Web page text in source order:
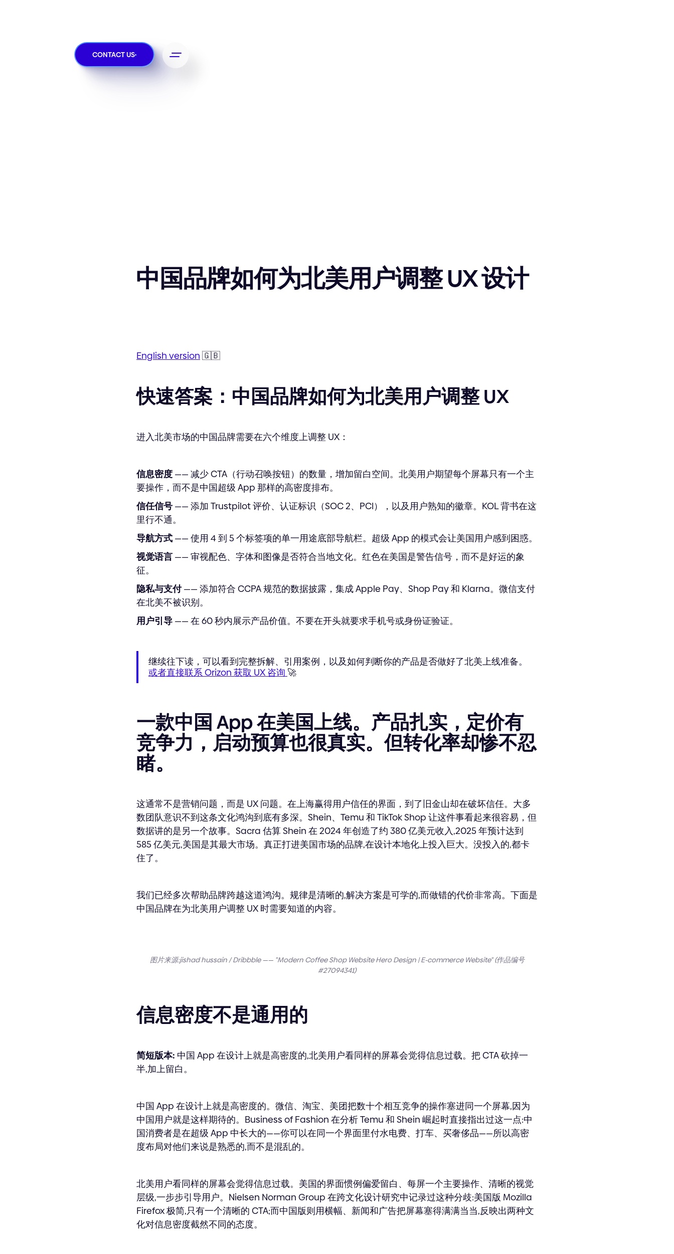
CONTACT US
中国品牌如何为北美用户调整 UX 设计
English version 🇬🇧
快速答案：中国品牌如何为北美用户调整 UX
进入北美市场的中国品牌需要在六个维度上调整 UX：
信息密度 —— 减少 CTA（行动召唤按钮）的数量，增加留白空间。北美用户期望每个屏幕只有一个主
要操作，而不是中国超级 App 那样的高密度排布。
信任信号 —— 添加 Trustpilot 评价、认证标识（SOC 2、PCI），以及用户熟知的徽章。KOL 背书在这
里行不通。
导航方式 —— 使用 4 到 5 个标签项的单一用途底部导航栏。超级 App 的模式会让美国用户感到困惑。
视觉语言 —— 审视配色、字体和图像是否符合当地文化。红色在美国是警告信号，而不是好运的象
征。
隐私与支付—— 添加符合 CCPA 规范的数据披露，集成 Apple Pay、Shop Pay 和 Klarna。微信支付
在北美不被识别。
用户引导 —— 在 60 秒内展示产品价值。不要在开头就要求手机号或身份证验证。
继续往下读，可以看到完整拆解、引用案例，以及如何判断你的产品是否做好了北美上线准备。
或者直接联系 Orizon 获取 UX 咨询 🚀
一款中国 App 在美国上线。产品扎实，定价有
竞争力，启动预算也很真实。但转化率却惨不忍
睹。
这通常不是营销问题，而是 UX 问题。在上海赢得用户信任的界面，到了旧金山却在破坏信任。大多
数团队意识不到这条文化鸿沟到底有多深。Shein、Temu 和 TikTok Shop 让这件事看起来很容易，但
数据讲的是另一个故事。Sacra 估算 Shein 在 2024 年创造了约 380 亿美元收入,2025 年预计达到
585 亿美元,美国是其最大市场。真正打进美国市场的品牌,在设计本地化上投入巨大。没投入的,都卡
住了。
我们已经多次帮助品牌跨越这道鸿沟。规律是清晰的,解决方案是可学的,而做错的代价非常高。下面是
中国品牌在为北美用户调整 UX 时需要知道的内容。
图片来源:jishad hussain / Dribbble —— "Modern Coffee Shop Website Hero Design | E-commerce Website" (作品编号
#27094341)
信息密度不是通用的
简短版本: 中国 App 在设计上就是高密度的,北美用户看同样的屏幕会觉得信息过载。把 CTA 砍掉一
半,加上留白。
中国 App 在设计上就是高密度的。微信、淘宝、美团把数十个相互竞争的操作塞进同一个屏幕,因为
中国用户就是这样期待的。Business of Fashion 在分析 Temu 和 Shein 崛起时直接指出过这一点:中
国消费者是在超级 App 中长大的——你可以在同一个界面里付水电费、打车、买奢侈品——所以高密
度布局对他们来说是熟悉的,而不是混乱的。
北美用户看同样的屏幕会觉得信息过载。美国的界面惯例偏爱留白、每屏一个主要操作、清晰的视觉
层级,一步步引导用户。Nielsen Norman Group 在跨文化设计研究中记录过这种分歧:美国版 Mozilla
Firefox 极简,只有一个清晰的 CTA;而中国版则用横幅、新闻和广告把屏幕塞得满满当当,反映出两种文
化对信息密度截然不同的态度。